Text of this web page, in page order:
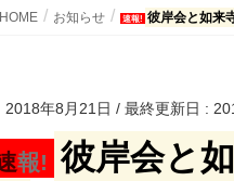
HOME お知らせ 速報! 彼岸会と如来
2018年8月21日 / 最終更新日 :
速報!
彼岸会と